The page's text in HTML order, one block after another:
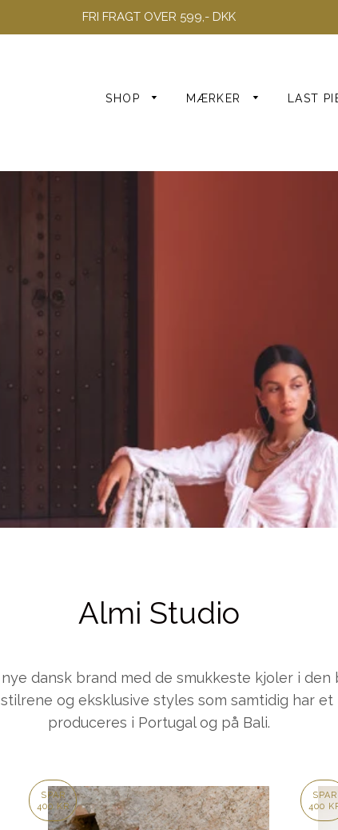
FRI FRAGT OVER 599,- DKK
SHOP
Blomster print
Fest kjoler
MÆRKER LAST
Almi Studio
dansk brand med de smukkeste kjoler i den
og eksklusive styles som samtidig har
produceres i Portugal og på Bali.
SPAR
400 KR
SPAR
400